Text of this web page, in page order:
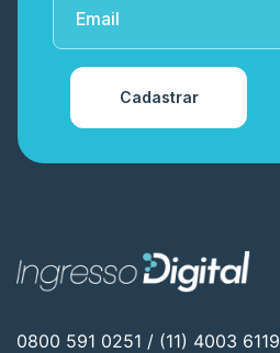
Cadastrar
0800 591 0251 / (11) 4003 6119